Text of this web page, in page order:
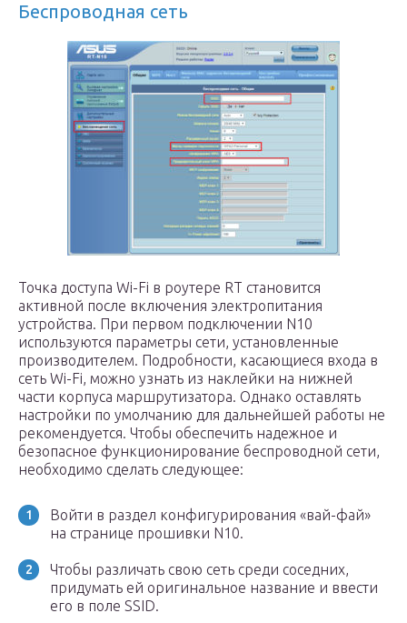
Беспроводная сеть
Точка доступа Wi-Fi в роутере RT становится
активной после включения электропитания
устройства. При первом подключении N10
используются параметры сети, установленные
производителем. Подробности, касающиеся входа в
сеть Wi-Fi, можно узнать из наклейки на нижней
части корпуса маршрутизатора. Однако оставлять
настройки по умолчанию для дальнейшей работы не
рекомендуется. Чтобы обеспечить надежное и
безопасное функционирование беспроводной сети,
необходимо сделать следующее:
Войти в раздел конфигурирования «вай-фай»
на странице прошивки N10.
Чтобы различать свою сеть среди соседних,
придумать ей оригинальное название и ввести
его в поле SSID.